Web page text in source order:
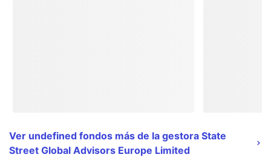
Ver undefined fondos más de la gestora State
Street Global Advisors Europe Limited